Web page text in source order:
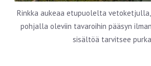
Rinkka aukeaa etupuolelta
pohjalla oleviin tavaroihin pääsyn
sisältöä tarvitsee